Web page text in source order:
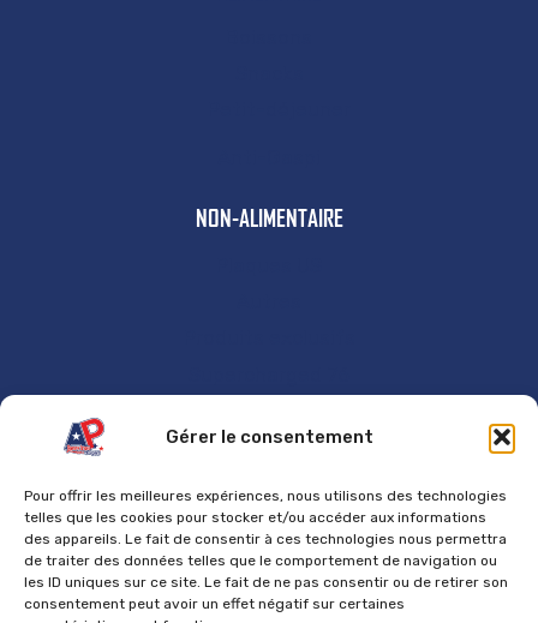
Gérer le consentement
Pour offrir les meilleures expériences, nous utilisons des technologies
telles que les cookies pour stocker et/ou accéder aux informations
des appareils. Le fait de consentir à ces technologies nous permettra
de traiter des données telles que le comportement de navigation ou
les ID uniques sur ce site. Le fait de ne pas consentir ou de retirer son
consentement peut avoir un effet négatif sur certaines
NON-ALIMENTAIRE
GÉNÉRAL
Contact
Mentions Légales
Politique de cookies